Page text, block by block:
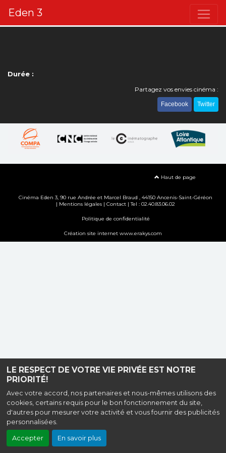
LE RESPECT DE VOTRE VIE PRIVÉE EST NOTRE
PRIORITÉ!
Avec votre accord, nos partenaires et nous-mêmes utilisons des
cookies, certains requis pour le bon fonctionnement du site,
d'autres pour mesurer votre activité et vous fournir des publicités
personnalisées.
Accepter En savoir plus
Eden 3
Durée :
Partagez vos envies cinéma :
Facebook Twitter
Haut de page
Cinéma Eden 3, 90 rue Andrée et Marcel Braud , 44150 Ancenis-Saint-Géréon
| Mentions légales | Contact | Tel : 02.40.83.06.02
Politique de confidentialité
Création site internet www.erakys.com